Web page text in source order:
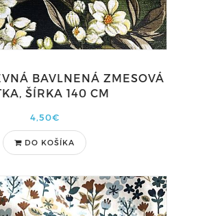
BAVLNENÁ ZMESOVÁ
ŠÍRKA 140 CM
4,50€
DO KOŠÍKA